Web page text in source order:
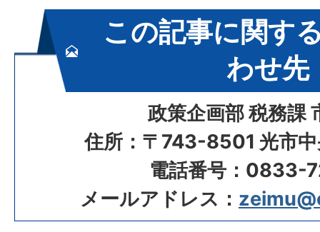
この記事に関す
わせ先
政策企画部 税務課
住所：〒743-8501 光市中
電話番号：0833-
メールアドレス：